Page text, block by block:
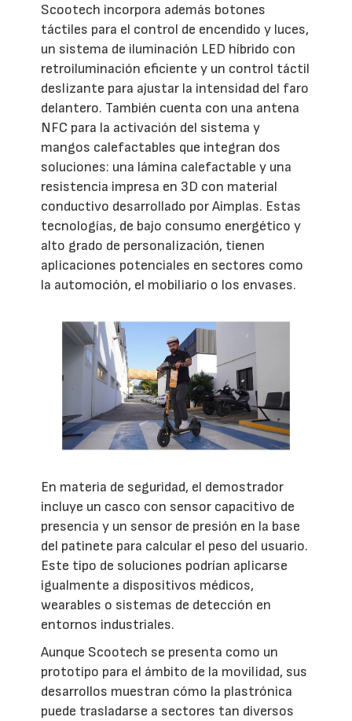
Scootech incorpora además botones
táctiles para el control de encendido y luces,
un sistema de iluminación LED híbrido con
retroiluminación eficiente y un control táctil
deslizante para ajustar la intensidad del faro
delantero. También cuenta con una antena
NFC para la activación del sistema y
mangos calefactables que integran dos
soluciones: una lámina calefactable y una
resistencia impresa en 3D con material
conductivo desarrollado por Aimplas. Estas
tecnologías, de bajo consumo energético y
alto grado de personalización, tienen
aplicaciones potenciales en sectores como
la automoción, el mobiliario o los envases.
En materia de seguridad, el demostrador
incluye un casco con sensor capacitivo de
presencia y un sensor de presión en la base
del patinete para calcular el peso del usuario.
Este tipo de soluciones podrían aplicarse
igualmente a dispositivos médicos,
wearables o sistemas de detección en
entornos industriales.
Aunque Scootech se presenta como un
prototipo para el ámbito de la movilidad, sus
desarrollos muestran cómo la plastrónica
puede trasladarse a sectores tan diversos